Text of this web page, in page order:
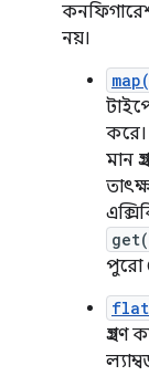
নয়।
করে।
মান
পুরো
গ্রহণ